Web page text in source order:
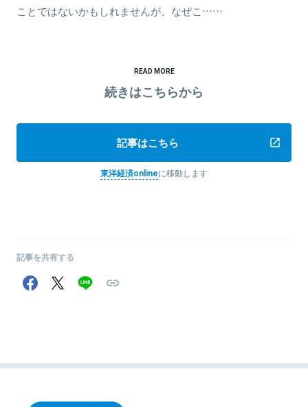
ことではないかもしれませんが、なぜこ……
READ MORE
続きはこちらから
記事はこちら
東洋経済onlineに移動します
記事を共有する